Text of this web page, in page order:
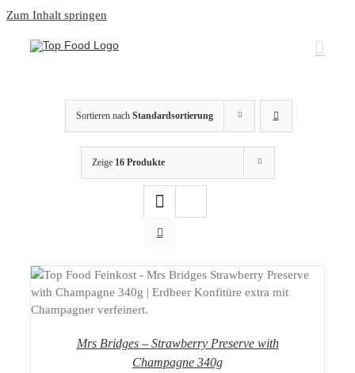
Zum Inhalt springen
Sortieren nach Standardsortierung
Zeige 16 Produkte
DETAILS
Mrs Bridges – Strawberry Preserve with
Champagne 340g